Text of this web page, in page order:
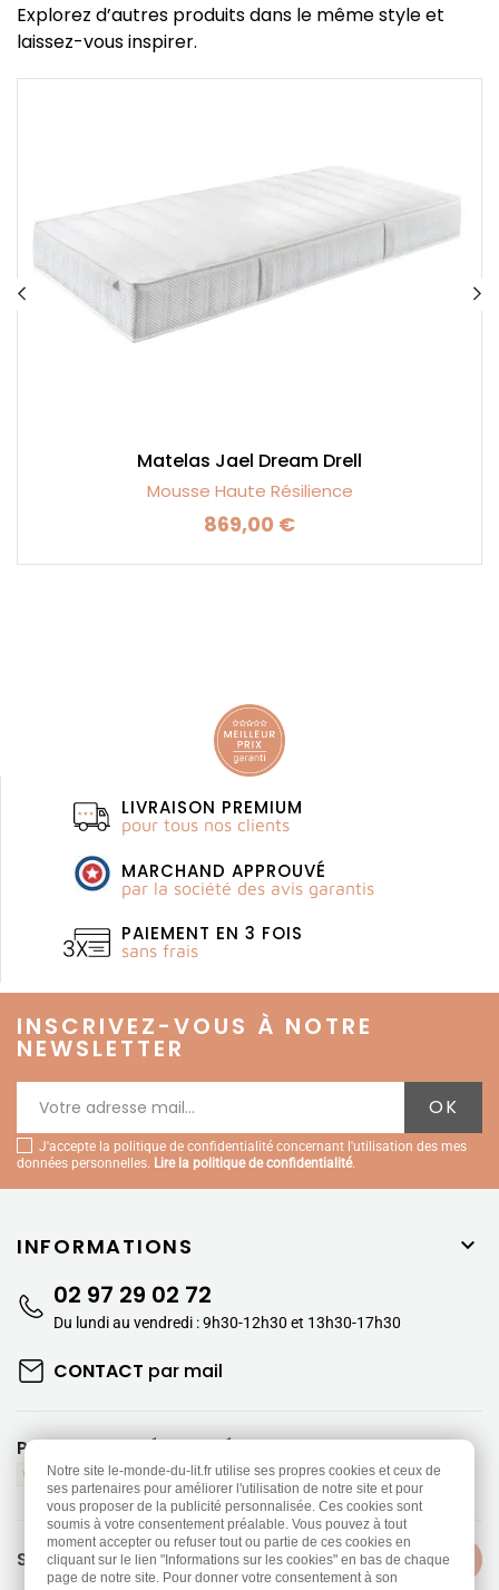
Explorez d’autres produits dans le même style et
laissez-vous inspirer.
Matelas Jael Dream Drell
Mousse Haute Résilience
Prix
869,00 €
LIVRAISON PREMIUM
pour tous nos clients
MARCHAND APPROUVÉ
par la société des avis garantis
PAIEMENT EN 3 FOIS
sans frais
INSCRIVEZ-VOUS À NOTRE
NEWSLETTER
J'accepte la politique de confidentialité concernant l'utilisation des mes
données personnelles. Lire la politique de confidentialité.
INFORMATIONS 
02 97 29 02 72
Du lundi au vendredi : 9h30-12h30 et 13h30-17h30
CONTACT par mail
PAIEMENTS SÉCURISÉS
SUIVEZ-NOUS
Notre site le-monde-du-lit.fr utilise ses propres cookies et ceux de
ses partenaires pour améliorer l'utilisation de notre site et pour
vous proposer de la publicité personnalisée. Ces cookies sont
soumis à votre consentement préalable. Vous pouvez à tout
moment accepter ou refuser tout ou partie de ces cookies en
cliquant sur le lien "Informations sur les cookies" en bas de chaque
page de notre site. Pour donner votre consentement à son